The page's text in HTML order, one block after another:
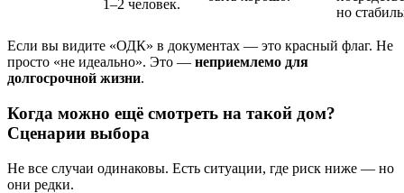
1–2 человек.
но
Если вы видите «ОДК» в документах — это красный флаг. Не
просто «не идеально». Это — неприемлемо для
долгосрочной жизни.
Когда можно ещё смотреть на такой дом?
Сценарии выбора
Не все случаи одинаковы. Есть ситуации, где риск ниже — но
они редки.